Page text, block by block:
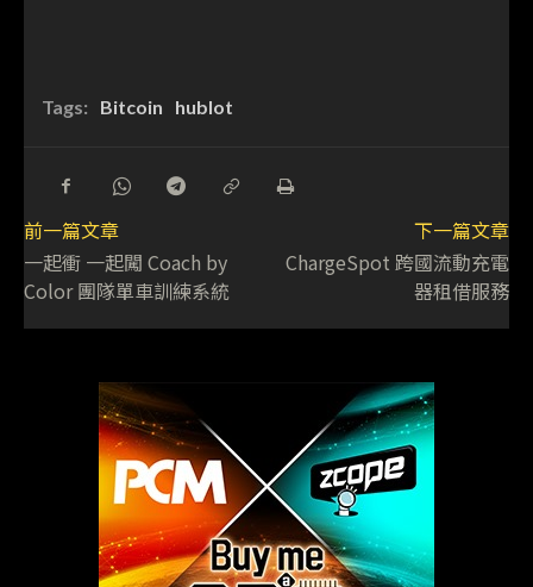
Tags: Bitcoin hublot
前一篇文章
一起衝 一起闖 Coach by
Color 團隊單車訓練系統
下一篇文章
ChargeSpot 跨國流動充電
器租借服務